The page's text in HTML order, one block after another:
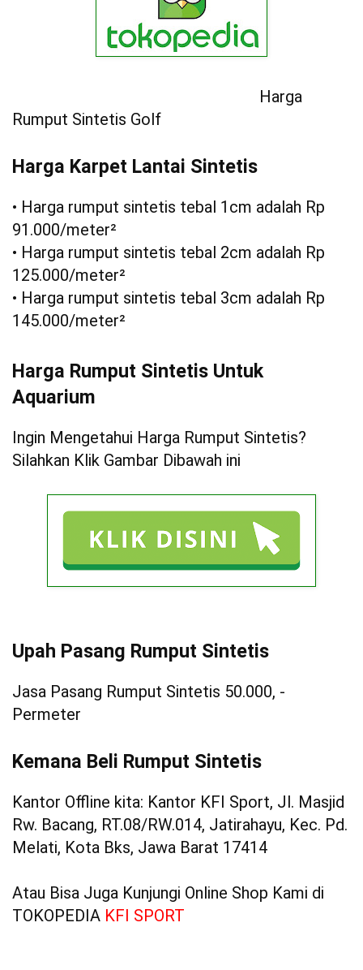
Harga
Rumput Sintetis Golf
Harga Karpet Lantai Sintetis
• Harga rumput sintetis tebal 1cm adalah Rp
91.000/meter²
• Harga rumput sintetis tebal 2cm adalah Rp
125.000/meter²
• Harga rumput sintetis tebal 3cm adalah Rp
145.000/meter²
Harga Rumput Sintetis Untuk
Aquarium
Ingin Mengetahui Harga Rumput Sintetis?
Silahkan Klik Gambar Dibawah ini
Upah Pasang Rumput Sintetis
Jasa Pasang Rumput Sintetis 50.000, -
Permeter
Kemana Beli Rumput Sintetis
Kantor Offline kita: Kantor KFI Sport, Jl. Masjid
Rw. Bacang, RT.08/RW.014, Jatirahayu, Kec. Pd.
Melati, Kota Bks, Jawa Barat 17414
Atau Bisa Juga Kunjungi Online Shop Kami di
TOKOPEDIA KFI SPORT